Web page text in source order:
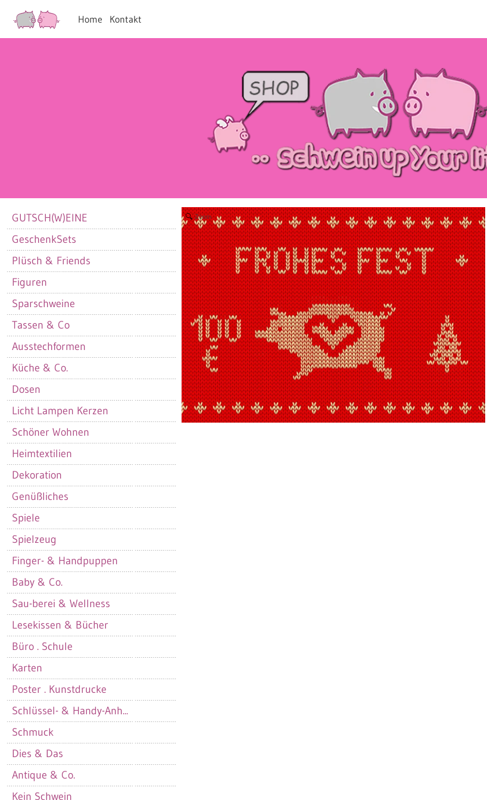
Home Kontakt
GUTSCH(W)EINE
GeschenkSets
Plüsch & Friends
Figuren
Sparschweine
Tassen & Co
Ausstechformen
Küche & Co.
Dosen
Licht Lampen Kerzen
Schöner Wohnen
Heimtextilien
Dekoration
Genüßliches
Spiele
Spielzeug
Finger- & Handpuppen
Baby & Co.
Sau-berei & Wellness
Lesekissen & Bücher
Büro . Schule
Karten
Poster . Kunstdrucke
Schlüssel- & Handy-Anh...
Schmuck
Dies & Das
Antique & Co.
Kein Schwein
Zoom